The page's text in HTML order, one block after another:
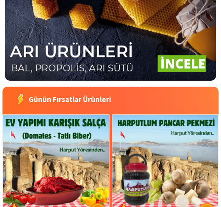
Günün Fırsatlar Ürünleri